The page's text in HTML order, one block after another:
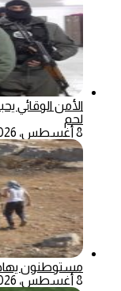
الأمن الوقائي
لحم
8 أغسطس، 2026
مستوطنون
8 أغسطس، 2026